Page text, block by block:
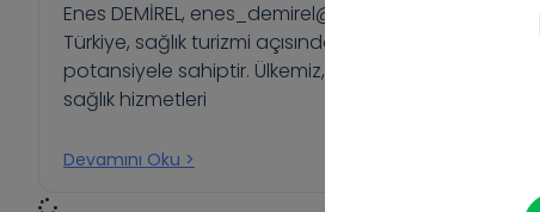
Enes DEMİREL, enes_demirel@icloud.com
Türkiye, sağlık turizmi açısından büyük bir
potansiyele sahiptir. Ülkemiz, hem modern
sağlık hizmetleri
Devamını Oku >